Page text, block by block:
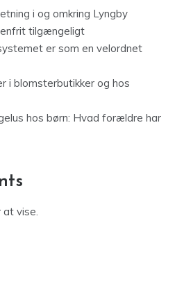
i og omkring Lyngby
tilgængeligt
er som en velordnet
i blomsterbutikker og hos
hos børn: Hvad forældre har
at vise.